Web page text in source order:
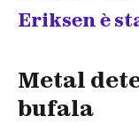
Eriksen è
Metal
bufala